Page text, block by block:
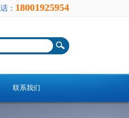
： 18001925954
联系我们